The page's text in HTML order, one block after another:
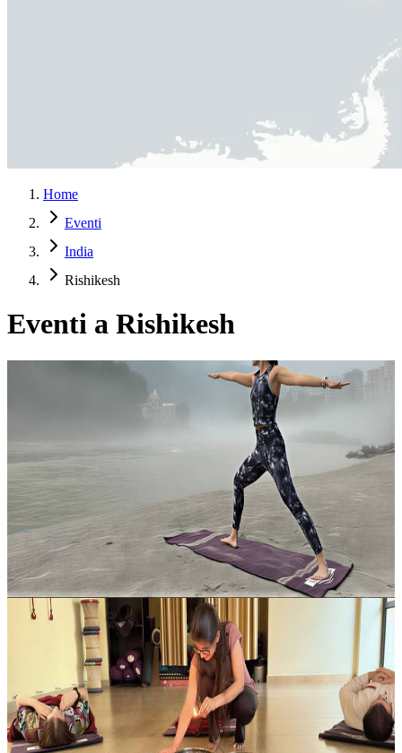
Home
Eventi
India
Rishikesh
Eventi a Rishikesh
In India, la meditazione è da sempre una via privilegiata per ritrovare
chiarezza interiore, calma e conoscenza di sé. In Real Happiness,
questa tradizione prende forma in un’esperienza intima e perso...
400,00 USD
8 agosto 2026
Rishikesh, India
Ritiro di meditazione di Kundalini Yoga in India
Nella suggestiva valle di Rishikesh, sulle rive della Madre Ganga e
ai piedi dell’Himalaya, questo ritiro offre un contesto profondamente
spirituale per risvegliare l’energia Kundalini. Avvolti dall’a...